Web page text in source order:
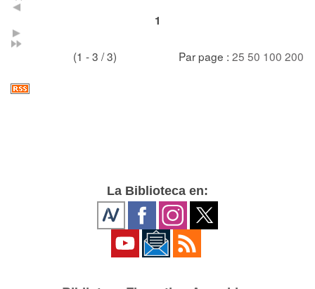
1
(1 - 3 / 3) Par page : 25 50 100 200
La Biblioteca en: